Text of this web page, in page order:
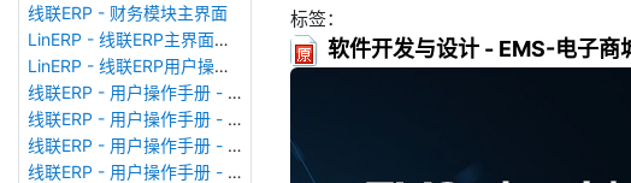
线联ERP - 财务模块主界面
LinERP - 线联ERP主界面（HOME）
LinERP - 线联ERP用户操作手册 - 系统登陆
线联ERP - 用户操作手册 - 查看在线用户
线联ERP - 用户操作手册 - 数据备份
线联ERP - 用户操作手册 - 工厂管理
线联ERP - 用户操作手册 - 帐套管理
标签：
软件开发与设计 - EMS-电子商